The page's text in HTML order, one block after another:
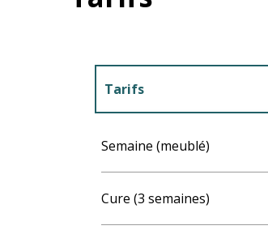
Tarifs
Semaine (meublé)
Cure (3 semaines)